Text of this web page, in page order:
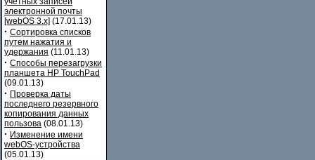
электронной почты
[webOS 3.x] (17.01.13)
· Сортировка списков
путем нажатия и
удержания (11.01.13)
· Способы перезагрузки
планшета HP TouchPad
(09.01.13)
· Проверка даты
последнего резервного
копирования данных
пользова (08.01.13)
· Изменение имени
webOS-устройства
(05.01.13)